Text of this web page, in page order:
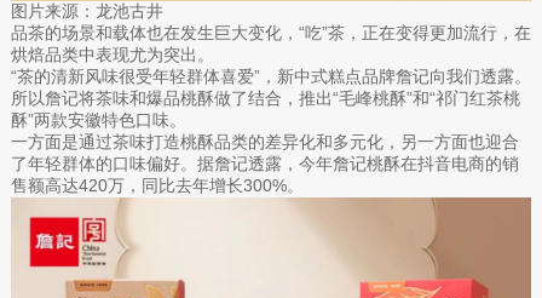
图片来源：龙池古井
品茶的场景和载体也在发生巨大变化，“吃”茶，正在变得更加流行，在
烘焙品类中表现尤为突出。
“茶的清新风味很受年轻群体喜爱”，新中式糕点品牌詹记向我们透露。
所以詹记将茶味和爆品桃酥做了结合，推出“毛峰桃酥”和“祁门红茶桃
酥”两款安徽特色口味。
一方面是通过茶味打造桃酥品类的差异化和多元化，另一方面也迎合
了年轻群体的口味偏好。据詹记透露，今年詹记桃酥在抖音电商的销
售额高达420万，同比去年增长300%。